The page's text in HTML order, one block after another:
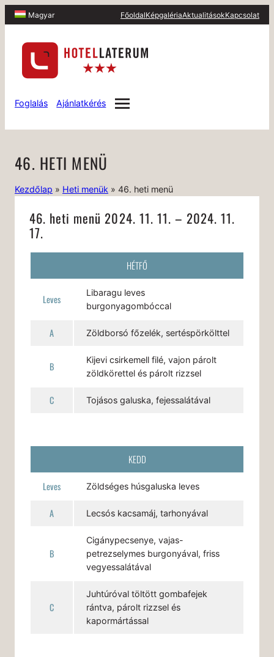
Magyar FőoldalKépgalériaAktualitásokKapcsolat
Foglalás Ajánlatkérés
46. HETI MENÜ
Kezdőlap » Heti menük » 46. heti menü
46. heti menü 2024. 11. 11. – 2024. 11.
17.
HÉTFŐ
Leves
Libaragu leves
burgonyagombóccal
A Zöldborsó főzelék, sertéspörkölttel
B
Kijevi csirkemell filé, vajon párolt
zöldkörettel és párolt rizzsel
C Tojásos galuska, fejessalátával
KEDD
Leves Zöldséges húsgaluska leves
A Lecsós kacsamáj, tarhonyával
B
Cigánypecsenye, vajas-
petrezselymes burgonyával, friss
vegyessalátával
C
Juhtúróval töltött gombafejek
rántva, párolt rizzsel és
kapormártással